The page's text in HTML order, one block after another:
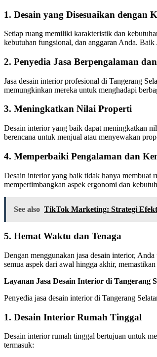
1. Desain yang Disesuaikan dengan
Setiap ruang memiliki karakteristik dan
kebutuhan fungsional, dan anggaran Anda.
2. Penyedia Jasa Berpengalaman
Jasa desain interior profesional di Tangerang
memungkinkan mereka untuk menghadapi
3. Meningkatkan Nilai Properti
Desain interior yang baik dapat meningkatkan
berencana untuk menjual atau menyewakan
4. Memperbaiki Pengalaman dan
Desain interior yang baik tidak hanya membuat
mempertimbangkan aspek ergonomi dan
See also TikTok Marketing: Strategi
5. Hemat Waktu dan Tenaga
Dengan menggunakan jasa desain interior,
semua aspek dari awal hingga akhir,
Layanan Jasa Desain Interior di Tangerang
Penyedia jasa desain interior di Tangerang
1. Desain Interior Rumah Tinggal
Desain interior rumah tinggal bertujuan untuk
termasuk: